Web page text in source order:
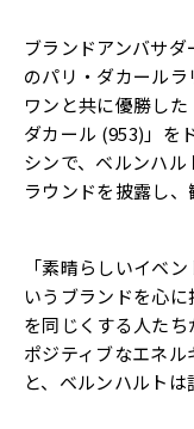
ブランドアンバサ
のパリ・ダカール
ワンと共に優勝し
ダカール (953)」を
シンで、ベルンハ
ラウンドを披露し、
「素晴らしいイベ
いうブランドを心
を同じくする人た
ポジティブなエネル
と、ベルンハルトは